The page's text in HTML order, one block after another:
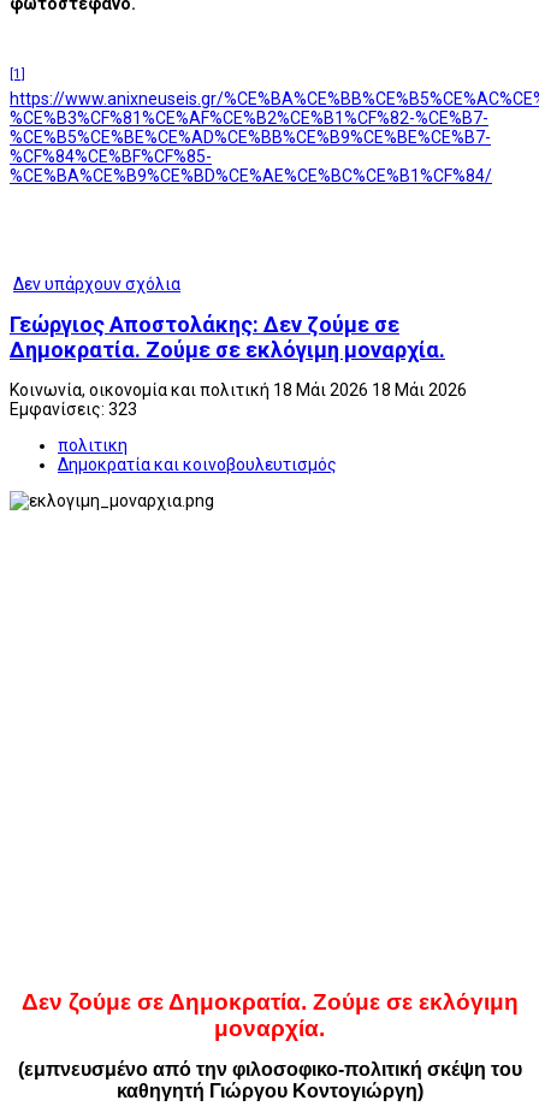
[1]
https://www.anixneuseis.gr/
%CE%B3%CF%81%CE%AF%CE%B2%CE%B1%CF%82-%CE%B7-
%CE%B5%CE%BE%CE%AD%CE%BB%CE%B9%CE%BE%CE%B7-
%CF%84%CE%BF%CF%85-
%CE%BA%CE%B9%CE%BD%CE%AE%CE%BC%CE%B1%CF%84/
Δεν υπάρχουν σχόλια
Γεώργιος Αποστολάκης: Δεν ζούμε σε
Δημοκρατία. Ζούμε σε εκλόγιμη μοναρχία.
Κοινωνία, οικονομία και πολιτική 18 Μάι 2026 18 Μάι 2026
Εμφανίσεις: 323
πολιτικη
Δημοκρατία και κοινοβουλευτισμός
Δεν ζούμε σε Δημοκρατία. Ζούμε σε εκλόγιμη
μοναρχία.
(εμπνευσμένο από την φιλοσοφικο-πολιτική σκέψη του
καθηγητή Γιώργου Κοντογιώργη)